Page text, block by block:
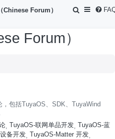
Chinese Forum）
S
Forum）
包括TuyaOS、SDK、TuyaWind
TuyaOS-联网单品开发 TuyaOS-蓝
备开发 TuyaOS-Matter 开发